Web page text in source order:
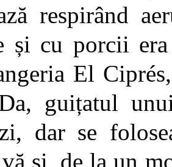
respirând
și cu porcii
El
guițatul
dar se
și, de la un